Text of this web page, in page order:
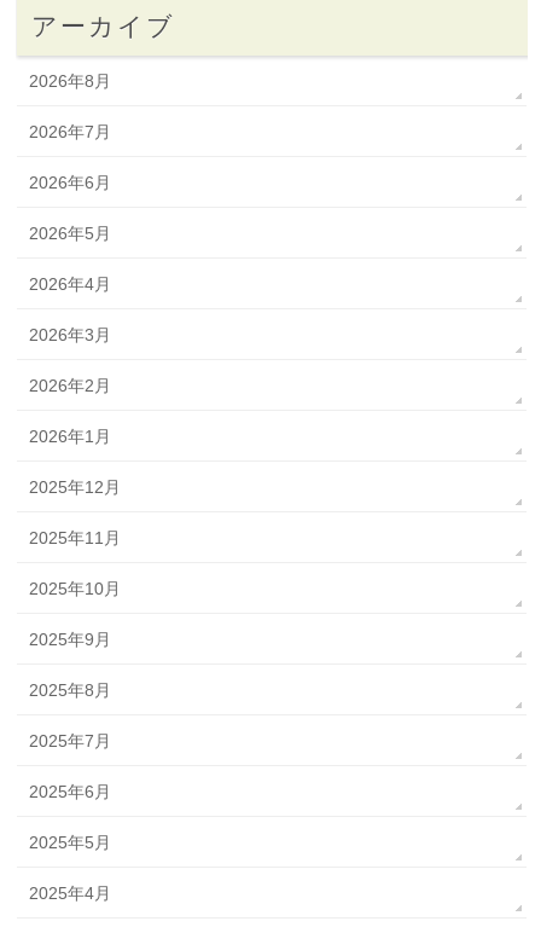
アーカイブ
2026年8月
2026年7月
2026年6月
2026年5月
2026年4月
2026年3月
2026年2月
2026年1月
2025年12月
2025年11月
2025年10月
2025年9月
2025年8月
2025年7月
2025年6月
2025年5月
2025年4月